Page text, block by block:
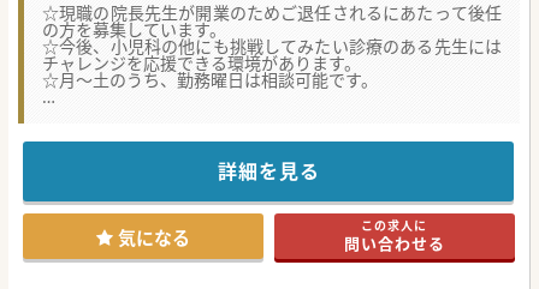
☆現職の院長先生が開業のためご退任されるにあたって後任
の方を募集しています。
☆今後、小児科の他にも挑戦してみたい診療のある先生には
チャレンジを応援できる環境があります。
☆月～土のうち、勤務曜日は相談可能です。
る法人が運営しています。
運営については法人本部にてご対応いただけるので、診療に
オンコールもなく、外来のみとなります。
院長職に興味をお持ちの先生は、是非お気軽にお問合せくだ
#春入職可 #秋入職可
詳細を見る
気になる この求人に
問い合わせる